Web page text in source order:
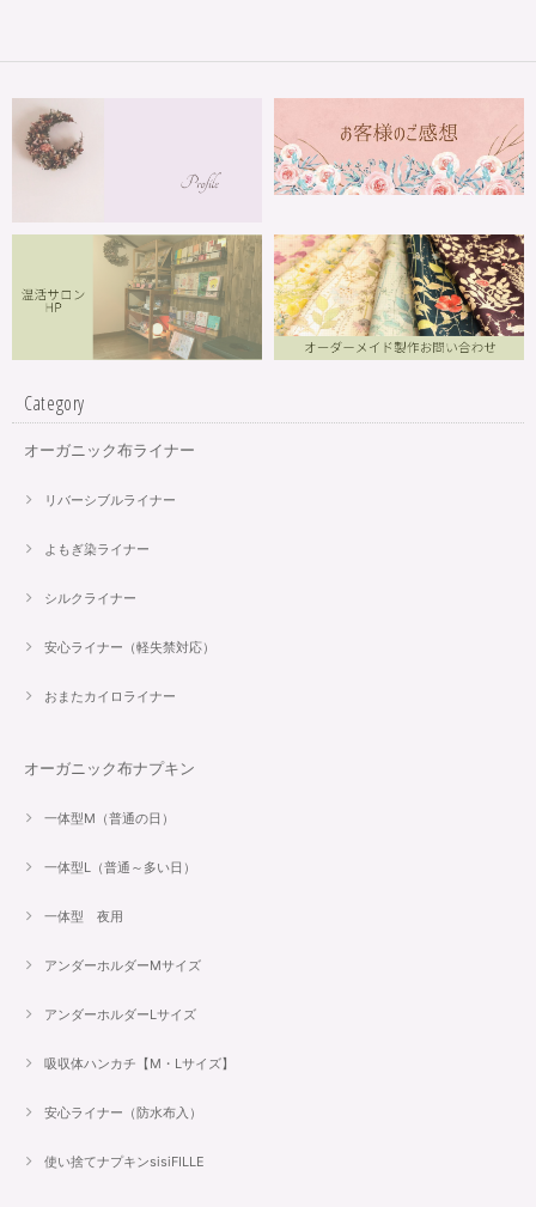
Category
オーガニック布ライナー
リバーシブルライナー
よもぎ染ライナー
シルクライナー
安心ライナー（軽失禁対応）
おまたカイロライナー
オーガニック布ナプキン
一体型M（普通の日）
一体型L（普通～多い日）
一体型 夜用
アンダーホルダーMサイズ
アンダーホルダーLサイズ
吸収体ハンカチ【M・Lサイズ】
安心ライナー（防水布入）
使い捨てナプキンsisiFILLE